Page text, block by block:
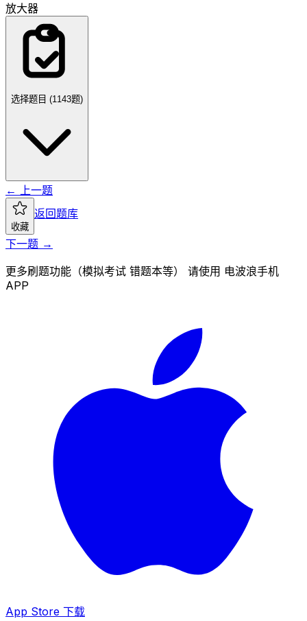
放大器
选择题目 (1143题)
← 上一题
收藏
返回题库
下一题 →
更多刷题功能（模拟考试 错题本等） 请使用 电波浪手机
APP
App Store 下载